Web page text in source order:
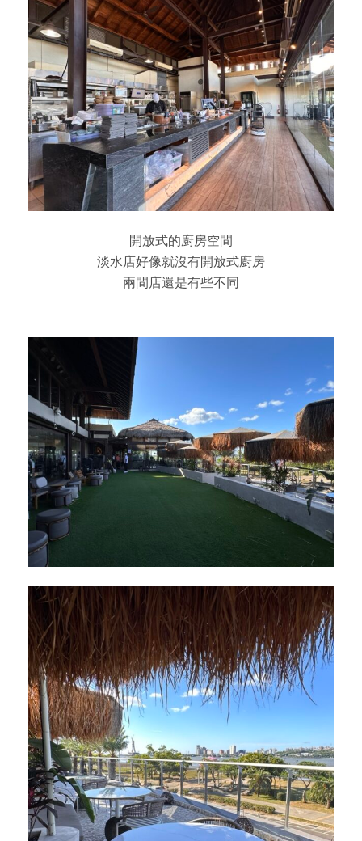
開放式的廚房空間
淡水店好像就沒有開放式廚房
兩間店還是有些不同